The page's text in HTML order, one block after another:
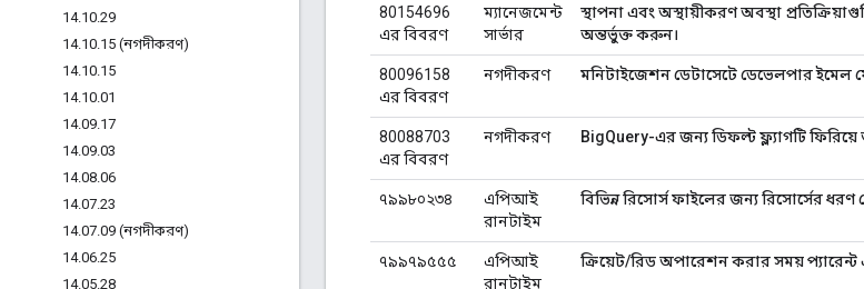
14.10.29
14.10.15 (নগদীকরণ)
14.10.15
14.10.01
14.09.17
14.09.03
14.08.06
14.07.23
14.07.09 (নগদীকরণ)
14.06.25
14.05.28
80154696
এর বিবরণ
ম্যানেজমেন্ট
সার্ভার
স্থাপনা এবং অস্থায়ীকরণ অবস্থা
অন্তর্ভুক্ত করুন।
80096158
এর বিবরণ
নগদীকরণ মনিটাইজেশন ডেটাসেটে ডেভেলপার
80088703
এর বিবরণ
নগদীকরণ BigQuery-এর জন্য ডিফল্ট ফ্ল্যাগটি
৭৯৯৮০২৩৪
এপিআই
রানটাইম
বিভিন্ন রিসোর্স ফাইলের জন্য রিসোর্সের
৭৯৯৭৯৫৫৫
এপিআই
রানটাইম
ক্রিয়েট/রিড অপারেশন করার সময় প্যারেন্ট